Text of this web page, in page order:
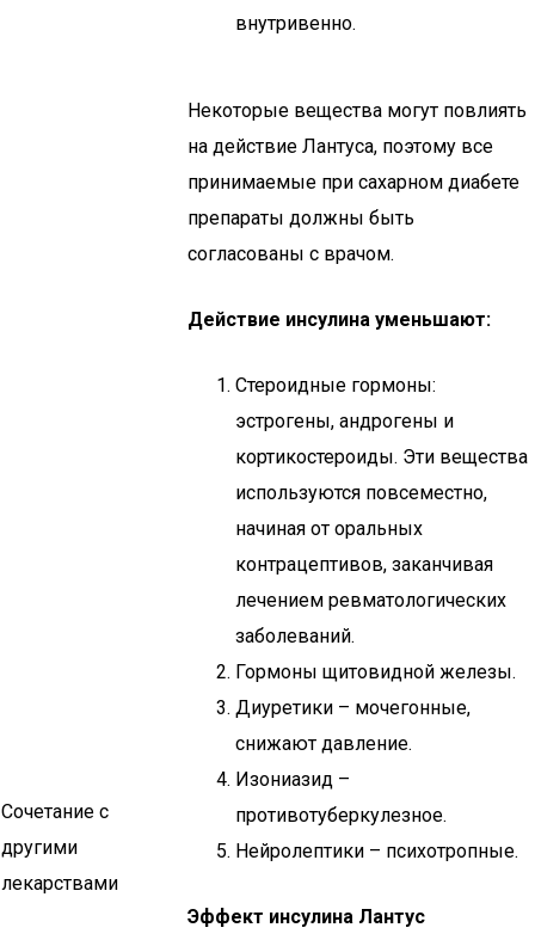
внутривенно.
Сочетание с
другими
лекарствами
Некоторые вещества могут повлиять
на действие Лантуса, поэтому все
принимаемые при сахарном диабете
препараты должны быть
согласованы с врачом.
Действие инсулина уменьшают:
Стероидные гормоны:
эстрогены, андрогены и
кортикостероиды. Эти вещества
используются повсеместно,
начиная от оральных
контрацептивов, заканчивая
лечением ревматологических
заболеваний.
Гормоны щитовидной железы.
Диуретики – мочегонные,
снижают давление.
Изониазид –
противотуберкулезное.
Нейролептики – психотропные.
Эффект инсулина Лантус